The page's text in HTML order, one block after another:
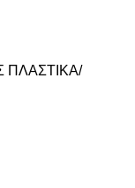
ΠΛΑΣΤΙΚΑ